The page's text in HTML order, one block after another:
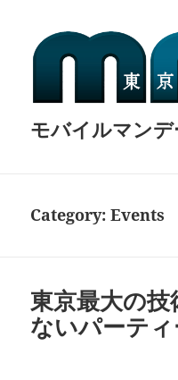
モバイルマンデ
Category:Events
東京最大の
ないパーティ